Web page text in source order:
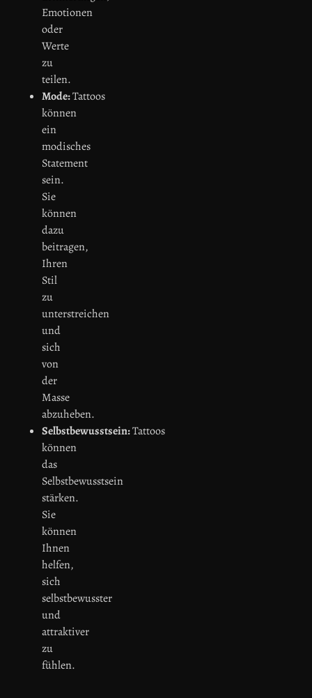
Emotionen
oder
Werte
zu
teilen.
Mode:Tattoos
können
ein
modisches
Statement
sein.
Sie
können
dazu
beitragen,
Ihren
Stil
zu
unterstreichen
und
sich
von
der
Masse
abzuheben.
Selbstbewusstsein:Tattoos
können
das
Selbstbewusstsein
stärken.
Sie
können
Ihnen
helfen,
sich
selbstbewusster
und
attraktiver
zu
fühlen.